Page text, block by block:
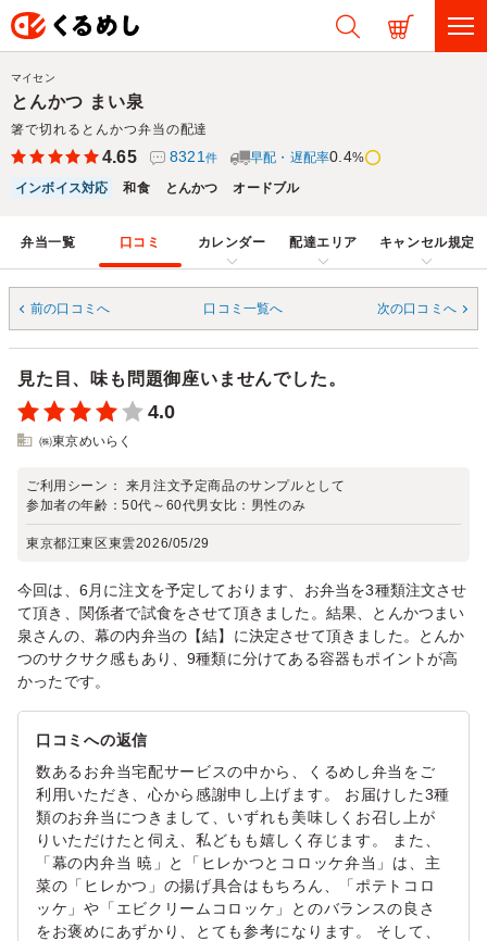
とんかつ まい泉
箸で切れるとんかつ弁当の配達
マイセン
4.65 8321 件 早配・遅配率0.4%
インボイス対応
和食 とんかつ オードブル
弁当一覧 口コミ カレンダー 配達エリア キャンセル規定
前の口コミへ 口コミ一覧へ 次の口コミへ
見た目、味も問題御座いませんでした。
4.0
㈱東京めいらく
ご利用シーン： 来月注文予定商品のサンプルとして
参加者の年齢：50代～60代男女比： 男性のみ
東京都江東区東雲2026/05/29
今回は、6月に注文を予定しております、お弁当を3種類注文させ
て頂き、関係者で試食をさせて頂きました。結果、とんかつまい
泉さんの、幕の内弁当の【結】に決定させて頂きました。とんか
つのサクサク感もあり、9種類に分けてある容器もポイントが高
かったです。
口コミへの返信
数あるお弁当宅配サービスの中から、くるめし弁当をご
利用いただき、心から感謝申し上げます。 お届けした3種
類のお弁当につきまして、いずれも美味しくお召し上が
りいただけたと伺え、私どもも嬉しく存じます。 また、
「幕の内弁当 暁」と「ヒレかつとコロッケ弁当」は、主
菜の「ヒレかつ」の揚げ具合はもちろん、「ポテトコロ
ッケ」や「エビクリームコロッケ」とのバランスの良さ
をお褒めにあずかり、とても参考になります。 そして、